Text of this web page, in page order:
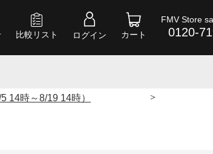
比較リスト ログイン カート
FMV Store
0120-
14時～8/19 14時） >